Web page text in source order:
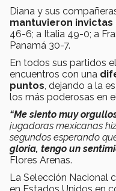
Diana y sus
mantuvieron invictas
46-6; a Italia 49-0; a
Panamá 30-7.
En todos sus partidos
encuentros con una
puntos, dejando a la
los más poderosas en
“Me siento muy
jugadoras mexicanas
segundos esperando
gloria, tengo un
Flores Arenas.
La Selección Nacional